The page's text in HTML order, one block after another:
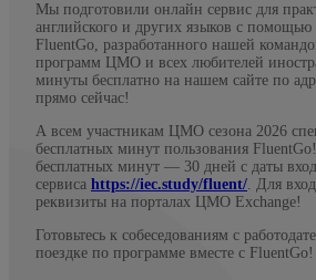
Мы подготовили онлайн сервис для
английского и других языков с помощью
FluentGo, разработанного нашей
программ ЦМО и всех любителей
минуты бесплатно на нашем сайте по
прямо сейчас!
А всем участникам ЦМО сезона 2026
бесплатных минут пользования
бесплатных минут — 30 дней с даты
сервиса https://iec.study/fluent/. Для
реквизиты на порталах ЦМО Exchange!
Готовьтесь к собеседованиям с
поездке по программе вместе с FluentGo!